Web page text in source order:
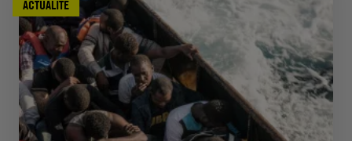
ACTUALITÉ